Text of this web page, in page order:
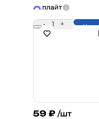
- 1 +
59 ₽ /шт